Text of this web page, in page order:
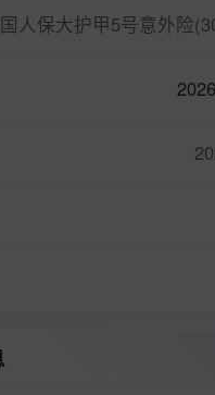
人保大护甲5号意外险